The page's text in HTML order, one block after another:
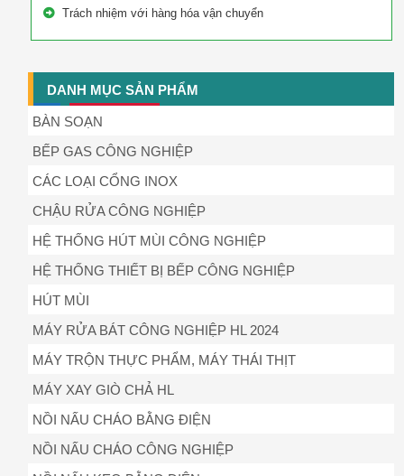
Trách nhiệm với hàng hóa vận chuyển
DANH MỤC SẢN PHẨM
BÀN SOẠN
BẾP GAS CÔNG NGHIỆP
CÁC LOẠI CỔNG INOX
CHẬU RỬA CÔNG NGHIỆP
HỆ THỐNG HÚT MÙI CÔNG NGHIỆP
HỆ THỐNG THIẾT BỊ BẾP CÔNG NGHIỆP
HÚT MÙI
MÁY RỬA BÁT CÔNG NGHIỆP HL 2024
MÁY TRỘN THỰC PHẨM, MÁY THÁI THỊT
MÁY XAY GIÒ CHẢ HL
NỒI NẤU CHÁO BẰNG ĐIỆN
NỒI NẤU CHÁO CÔNG NGHIỆP